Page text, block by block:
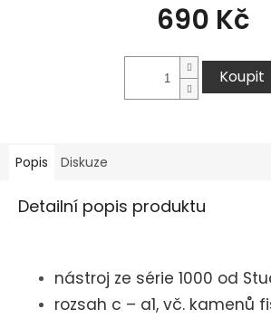
690 Kč
Koupit
Popis Diskuze
Detailní popis produktu
nástroj ze série 1000 od
rozsah c – a1, vč. kamenů